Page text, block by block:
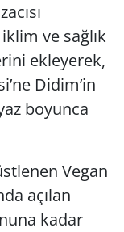
ve sağlık
ekleyerek,
Didim’in
boyunca
Vegan
açılan
kadar